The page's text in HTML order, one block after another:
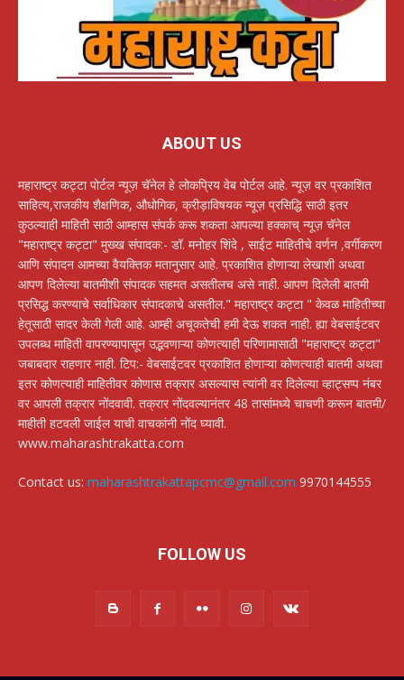
ABOUT US
महाराष्ट्र कट्टा पोर्टल न्यूज़ चॅनेल हे लोकप्रिय वेब पोर्टल आहे. न्यूज़ वर प्रकाशित
साहित्य,राजकीय शैक्षणिक, औधोगिक, क्रीड़ाविषयक न्यूज़ प्रसिद्धि साठी इतर
कुठल्याही माहिती साठी आम्हास संपर्क करू शकता आपल्या हक्काच् न्यूज़ चॅनेल
"महाराष्ट्र कट्टा" मुख्ख संपादक:- डॉ. मनोहर शिंदे , साईट माहितीचे वर्णन ,वर्गीकरण
आणि संपादन आमच्या वैयक्तिक मतानुसार आहे. प्रकाशित होणाऱ्या लेखाशी अथवा
आपण दिलेल्या बातमीशी संपादक सहमत असतीलच असे नाही. आपण दिलेली बातमी
प्रसिद्ध करण्याचे सर्वाधिकार संपादकाचे असतील." महाराष्ट्र कट्टा " केवळ माहितीच्या
हेतूसाठी सादर केली गेली आहे. आम्ही अचूकतेची हमी देऊ शकत नाही. ह्या वेबसाईटवर
उपलब्ध माहिती वापरण्यापासून उद्भवणाऱ्या कोणत्याही परिणामासाठी "महाराष्ट्र कट्टा"
जबाबदार राहणार नाही. टिप:- वेबसाईटवर प्रकाशित होणाऱ्या कोणत्याही बातमी अथवा
इतर कोणत्याही माहितीवर कोणास तक्रार असल्यास त्यांनी वर दिलेल्या व्हाट्सप्प नंबर
वर आपली तक्रार नोंदवावी. तक्रार नोंदवल्यानंतर 48 तासांमध्ये चाचणी करून बातमी/
माहीती हटवली जाईल याची वाचकांनी नोंद घ्यावी.
www.maharashtrakatta.com
Contact us: maharashtrakattapcmc@gmail.com 9970144555
FOLLOW US